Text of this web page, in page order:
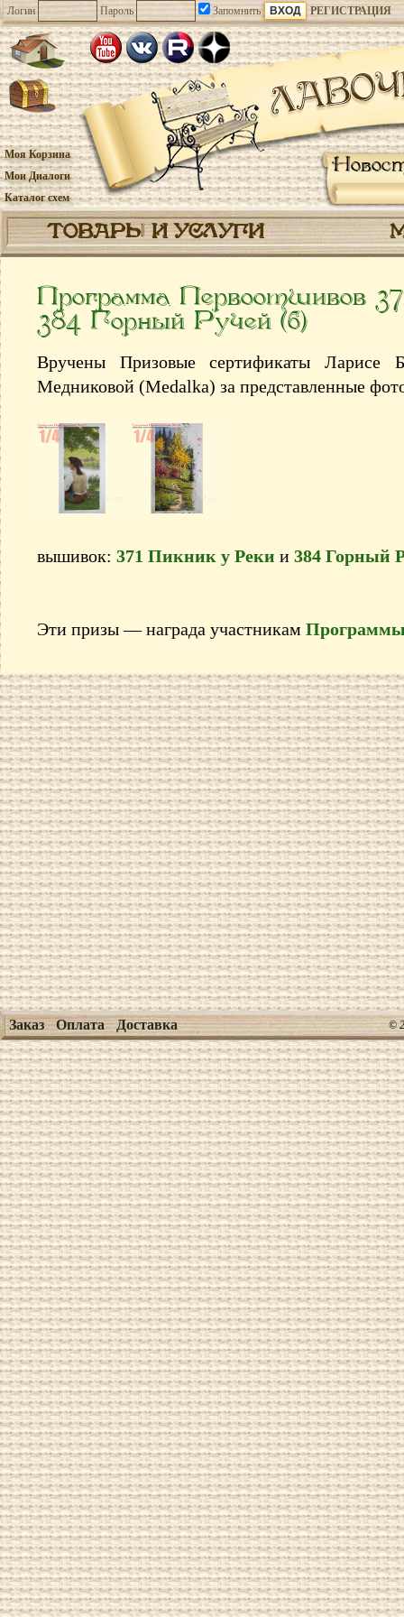
Логин Пароль Запомнить РЕГИСТРАЦИЯ
Моя Корзина
Мои Диалоги
Каталог схем
ТОВАРЫ И УСЛУГИ
Программа Первоотшивов
384 Горный Ручей (б)
Вручены Призовые сертификаты Ларисе
Медниковой (Medalka) за представленные
вышивок: 371 Пикник у Реки и 384 Горный
Эти призы — награда участникам
Заказ Оплата Доставка ©